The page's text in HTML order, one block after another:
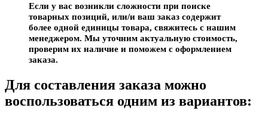
Если у вас возникли сложности при поиске
товарных позиций, или/и ваш заказ содержит
более одной единицы товара, свяжитесь с нашим
менеджером. Мы уточним актуальную стоимость,
проверим их наличие и поможем с оформлением
заказа.
Для составления заказа можно
воспользоваться одним из вариантов: